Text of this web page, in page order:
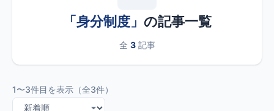
「身分制度」 の記事一覧
全 3記事
1〜3件目を表示（全3件）